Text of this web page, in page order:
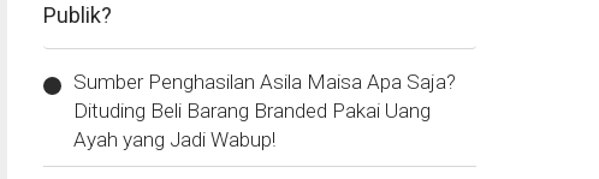
Publik?
Sumber Penghasilan Asila Maisa Apa Saja?
Dituding Beli Barang Branded Pakai Uang
Ayah yang Jadi Wabup!